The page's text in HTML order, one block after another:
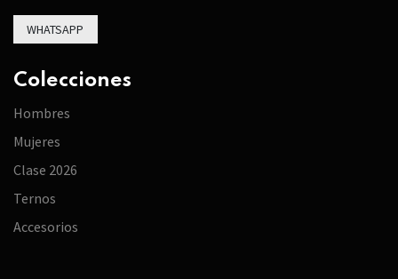
WHATSAPP
Colecciones
Hombres
Mujeres
Clase 2026
Ternos
Accesorios